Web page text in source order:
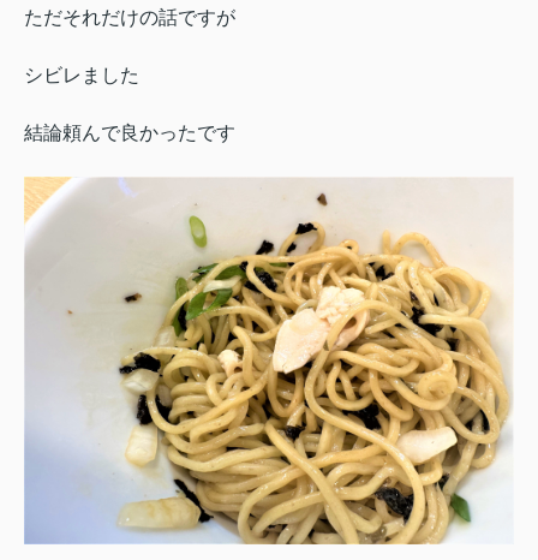
ただそれだけの話ですが
シビレました
結論頼んで良かったです